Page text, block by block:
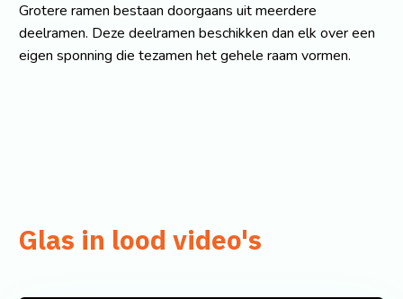
Grotere ramen bestaan doorgaans uit meerdere
deelramen. Deze deelramen beschikken dan elk over een
eigen sponning die tezamen het gehele raam vormen.
Glas in lood video's